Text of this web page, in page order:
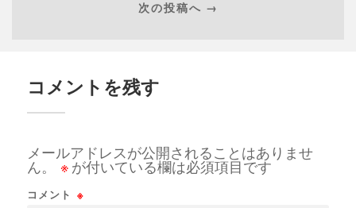
次の投稿へ →
コメントを残す
メールアドレスが公開されることはありませ
ん。
※ が付いている欄は必須項目です
コメント ※